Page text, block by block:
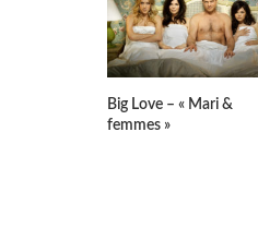
Big Love – « Mari &
femmes »